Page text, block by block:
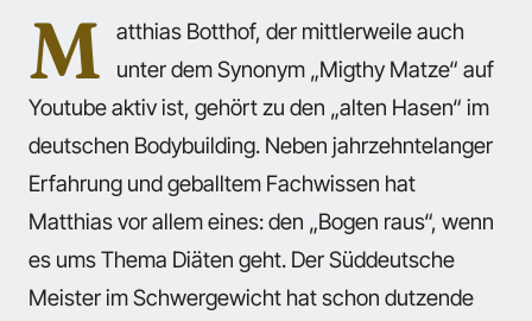
M
atthias Botthof, der mittlerweile auch
unter dem Synonym „Migthy Matze“ auf
Youtube aktiv ist, gehört zu den „alten Hasen“ im
deutschen Bodybuilding. Neben jahrzehntelanger
Erfahrung und geballtem Fachwissen hat
Matthias vor allem eines: den „Bogen raus“, wenn
es ums Thema Diäten geht. Der Süddeutsche
Meister im Schwergewicht hat schon dutzende